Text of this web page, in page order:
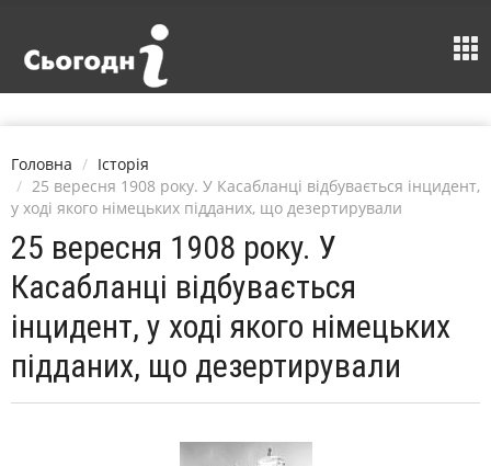
Головна
Історія
25 вересня 1908 року. У Касабланці відбувається інцидент,
у ході якого німецьких підданих, що дезертирували
25 вересня 1908 року. У
Касабланці відбувається
інцидент, у ході якого німецьких
підданих, що дезертирували